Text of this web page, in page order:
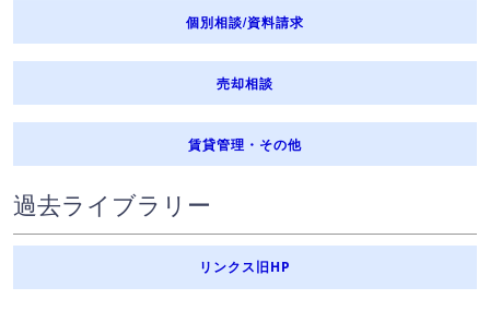
個別相談/資料請求
売却相談
賃貸管理・その他
過去ライブラリー
リンクス旧HP